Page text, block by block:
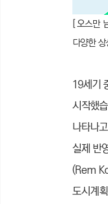
[ 오스만
다양한
19세기
시작했
나타나
실제 반
(Rem
도시계획